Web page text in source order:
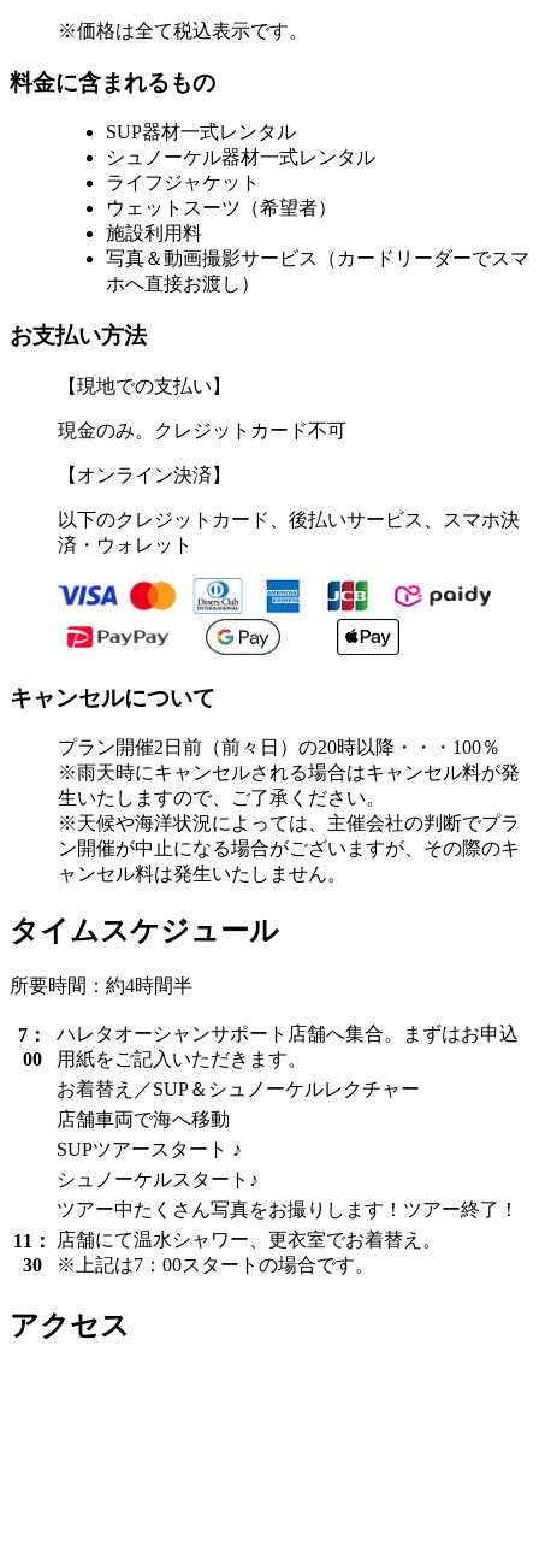
※価格は全て税込表示です。
料金に含まれるもの
SUP器材一式レンタル
シュノーケル器材一式レンタル
ライフジャケット
ウェットスーツ（希望者）
施設利用料
写真＆動画撮影サービス（カードリーダーでスマ
ホへ直接お渡し）
お支払い方法
【現地での支払い】
現金のみ。クレジットカード不可
【オンライン決済】
以下のクレジットカード、後払いサービス、スマホ決
済・ウォレット
キャンセルについて
プラン開催2日前（前々日）の20時以降・・・100％
※雨天時にキャンセルされる場合はキャンセル料が発
生いたしますので、ご了承ください。
※天候や海洋状況によっては、主催会社の判断でプラ
ン開催が中止になる場合がございますが、その際のキ
ャンセル料は発生いたしません。
タイムスケジュール
所要時間：約4時間半
7：
00
ハレタオーシャンサポート店舗へ集合。まずはお申込
用紙をご記入いただきます。
お着替え／SUP＆シュノーケルレクチャー
店舗車両で海へ移動
SUPツアースタート ♪
シュノーケルスタート♪
ツアー中たくさん写真をお撮りします！ツアー終了！
11：
30
店舗にて温水シャワー、更衣室でお着替え。
※上記は7：00スタートの場合です。
アクセス